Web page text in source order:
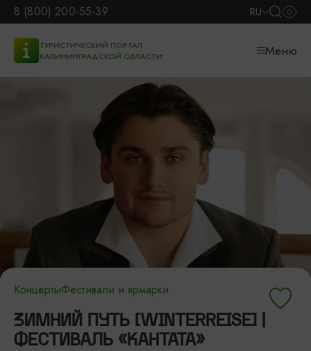
8 (800) 200-55-39 RU
ТУРИСТИЧЕСКИЙ ПОРТАЛ
КАЛИНИНГРАДСКОЙ ОБЛАСТИ
Меню
КонцертыФестивали и ярмарки
ЗИМНИЙ ПУТЬ [WINTERREISE] |
ФЕСТИВАЛЬ «КАНТАТА»